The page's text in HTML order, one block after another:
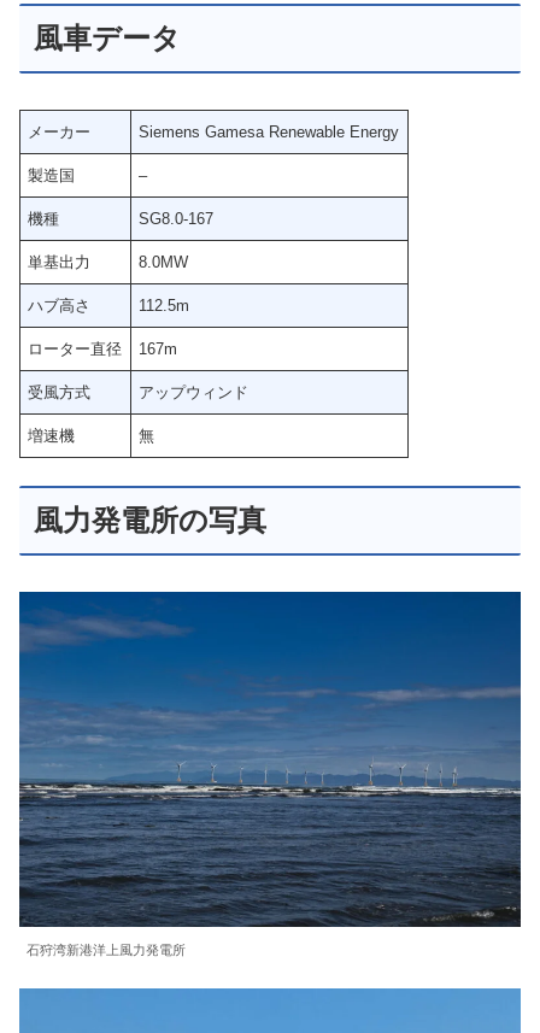
風車データ
メーカー Siemens Gamesa Renewable Energy
製造国 –
機種 SG8.0-167
単基出力 8.0MW
ハブ高さ 112.5m
ローター直径 167m
受風方式 アップウィンド
増速機 無
風力発電所の写真
石狩湾新港洋上風力発電所